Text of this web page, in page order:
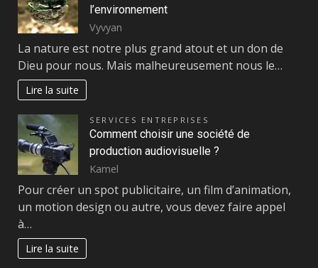
l’environnement
Vyvyan
La nature est notre plus grand atout et un don de
Dieu pour nous. Mais malheureusement nous le…
Lire la suite
SERVICES ENTREPRISES
Comment choisir une société de
production audiovisuelle ?
Kamel
Pour créer un spot publicitaire, un film d’animation,
un motion design ou autre, vous devez faire appel
à…
Lire la suite